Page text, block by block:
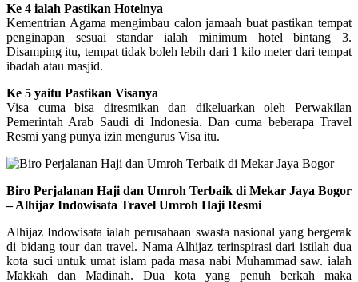
Ke 4 ialah Pastikan Hotelnya
Kementrian Agama mengimbau calon jamaah buat pastikan tempat
penginapan sesuai standar ialah minimum hotel bintang 3.
Disamping itu, tempat tidak boleh lebih dari 1 kilo meter dari tempat
ibadah atau masjid.
Ke 5 yaitu Pastikan Visanya
Visa cuma bisa diresmikan dan dikeluarkan oleh Perwakilan
Pemerintah Arab Saudi di Indonesia. Dan cuma beberapa Travel
Resmi yang punya izin mengurus Visa itu.
Biro Perjalanan Haji dan Umroh Terbaik di Mekar Jaya Bogor
– Alhijaz Indowisata Travel Umroh Haji Resmi
Alhijaz Indowisata ialah perusahaan swasta nasional yang bergerak
di bidang tour dan travel. Nama Alhijaz terinspirasi dari istilah dua
kota suci untuk umat islam pada masa nabi Muhammad saw. ialah
Makkah dan Madinah. Dua kota yang penuh berkah maka